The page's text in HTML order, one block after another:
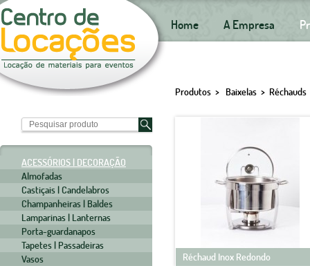
Home A Empresa
ACESSÓRIOS | DECORAÇÃO
Almofadas
Castiçais | Candelabros
Champanheiras | Baldes
Lamparinas | Lanternas
Porta-guardanapos
Tapetes | Passadeiras
Vasos
Produtos > Baixelas > Réchauds
Réchaud Inox Redondo